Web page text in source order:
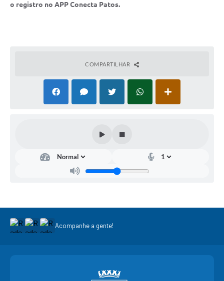
o registro no APP Conecta Patos.
COMPARTILHAR
Acompanhe a gente!